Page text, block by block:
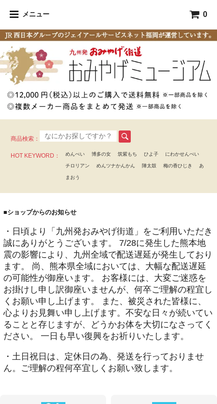
メニュー 0
商品検索：
HOT KEYWORD： めんべい 博多の女 筑紫もち ひよ子 にわかせんぺい
チロリアン めんツナかんかん 陣太鼓 梅の香ひじき あ
まおう
■ショップからのお知らせ
・日頃より「九州発おみやげ街道」をご利用いただき
誠にありがとうございます。 7/28に発生した熊本地
震の影響により、九州全域で配送遅延が発生しており
ます。 尚、熊本県全域においては、大幅な配送遅延
の可能性が御座います。 お客様には、大変ご迷惑を
お掛けし申し訳御座いませんが、何卒ご理解の程宜し
くお願い申し上げます。 また、被災された皆様に、
心よりお見舞い申し上げます。不安な日々が続いてい
ることと存じますが、どうかお体を大切になさってく
ださい。 一日も早い復興をお祈りいたします。
・土日祝日は、定休日の為、発送を行っておりませ
ん。ご理解の程何卒宜しくお願い致します。